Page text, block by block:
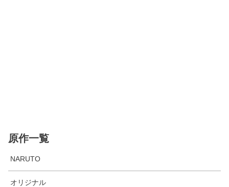
原作一覧
NARUTO
オリジナル